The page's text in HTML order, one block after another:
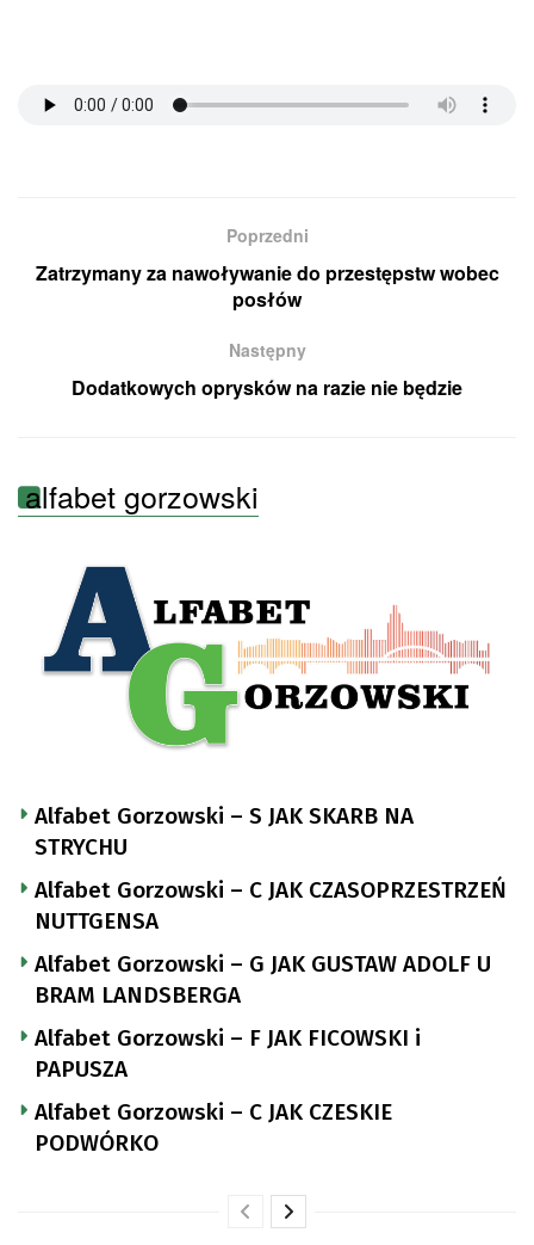
Poprzedni
Zatrzymany za nawoływanie do przestępstw wobec
posłów
Następny
Dodatkowych oprysków na razie nie będzie
alfabet gorzowski
Alfabet Gorzowski – S JAK SKARB NA
STRYCHU
Alfabet Gorzowski – C JAK CZASOPRZESTRZEŃ
NUTTGENSA
Alfabet Gorzowski – G JAK GUSTAW ADOLF U
BRAM LANDSBERGA
Alfabet Gorzowski – F JAK FICOWSKI i
PAPUSZA
Alfabet Gorzowski – C JAK CZESKIE
PODWÓRKO